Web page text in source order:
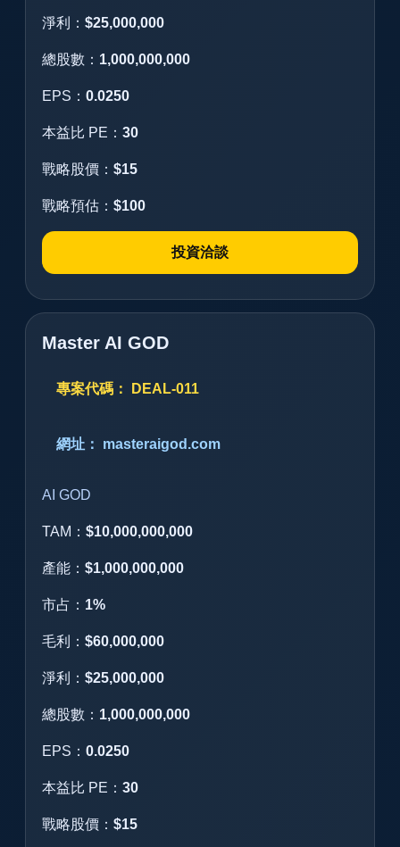
淨利： $25,000,000
總股數： 1,000,000,000
EPS： 0.0250
本益比 PE： 30
戰略股價： $15
戰略預估： $100
投資洽談
Master AI GOD
專案代碼： DEAL-011
網址： masteraigod.com
AI GOD
TAM： $10,000,000,000
產能： $1,000,000,000
市占： 1%
毛利： $60,000,000
淨利： $25,000,000
總股數： 1,000,000,000
EPS： 0.0250
本益比 PE： 30
戰略股價： $15